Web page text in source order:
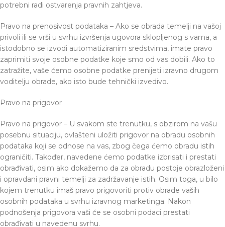
potrebni radi ostvarenja pravnih zahtjeva.
Pravo na prenosivost podataka – Ako se obrada temelji na vašoj
privoli ili se vrši u svrhu izvršenja ugovora sklopljenog s vama, a
istodobno se izvodi automatiziranim sredstvima, imate pravo
zaprimiti svoje osobne podatke koje smo od vas dobili. Ako to
zatražite, vaše ćemo osobne podatke prenijeti izravno drugom
voditelju obrade, ako isto bude tehnički izvedivo.
Pravo na prigovor
Pravo na prigovor – U svakom ste trenutku, s obzirom na vašu
posebnu situaciju, ovlašteni uložiti prigovor na obradu osobnih
podataka koji se odnose na vas, zbog čega ćemo obradu istih
ograničiti. Također, navedene ćemo podatke izbrisati i prestati
obrađivati, osim ako dokažemo da za obradu postoje obrazloženi
i opravdani pravni temelji za zadržavanje istih. Osim toga, u bilo
kojem trenutku imaš pravo prigovoriti protiv obrade vaših
osobnih podataka u svrhu izravnog marketinga. Nakon
podnošenja prigovora vaši će se osobni podaci prestati
obrađivati u navedenu svrhu.